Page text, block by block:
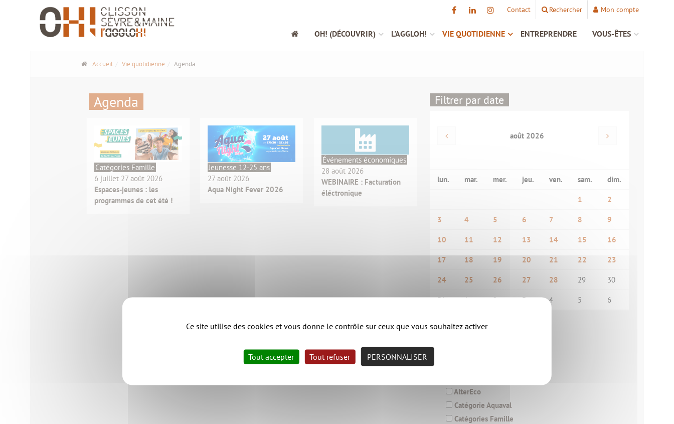
Contact Rechercher Mon compte
OH! (DÉCOUVRIR) L'AGGLOH! VIE QUOTIDIENNE ENTREPRENDRE VOUS-ÊTES
Accueil Vie quotidienne Agenda
Agenda
Catégories Famille
6 juillet 27 août 2026
Espaces-jeunes : les
programmes de cet été !
Jeunesse 12-25 ans
27 août 2026
Aqua Night Fever 2026
Événements économiques
28 août 2026
WEBINAIRE : Facturation
éléctronique
Filtrer par date
août 2026
lun. mar. mer. jeu. ven. sam. dim.
1 2
3 4 5 6 7 8 9
10 11 12 13 14 15 16
17 18 19 20 21 22 23
24 25 26 27 28 29 30
31 1 2 3 4 5 6
Filtrer par thématique
AlterEco
Catégorie Aquaval
Catégories Famille
Panneau de gestion des cookies
Ce site utilise des cookies et vous donne le contrôle sur ceux que vous souhaitez activer
Tout accepter Tout refuser PERSONNALISER